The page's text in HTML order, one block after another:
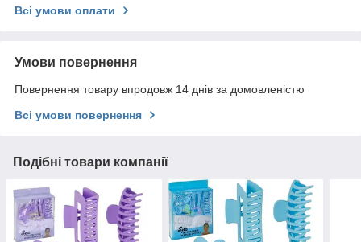
Всі умови оплати
Умови повернення
Повернення товару впродовж 14 днів за домовленістю
Всі умови повернення
Подібні товари компанії